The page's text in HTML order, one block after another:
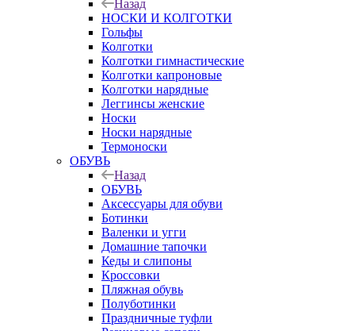
Назад
НОСКИ И КОЛГОТКИ
Гольфы
Колготки
Колготки гимнастические
Колготки капроновые
Колготки нарядные
Леггинсы женские
Носки
Носки нарядные
Термоноски
ОБУВЬ
Назад
ОБУВЬ
Аксессуары для обуви
Ботинки
Валенки и угги
Домашние тапочки
Кеды и слипоны
Кроссовки
Пляжная обувь
Полуботинки
Праздничные туфли